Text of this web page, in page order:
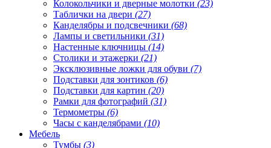
Колокольчики и дверные молотки (23)
Таблички на двери (27)
Канделябры и подсвечники (68)
Лампы и светильники (31)
Настенные ключницы (14)
Столики и этажерки (21)
Эксклюзивные ложки для обуви (7)
Подставки для зонтиков (6)
Подставки для картин (20)
Рамки для фотографий (31)
Термометры (6)
Часы с канделябрами (10)
Мебель
Тумбы (3)